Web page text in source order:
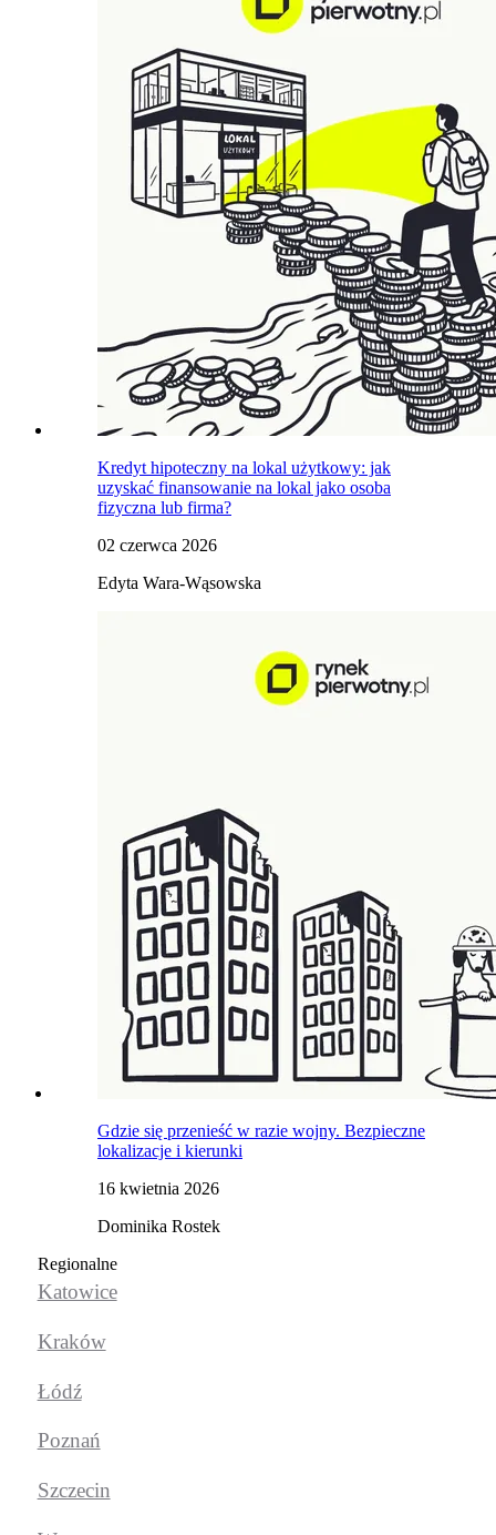
Kredyt hipoteczny na lokal użytkowy: jak
uzyskać finansowanie na lokal jako osoba
fizyczna lub firma?
02 czerwca 2026
Edyta Wara-Wąsowska
Gdzie się przenieść w razie wojny. Bezpieczne
lokalizacje i kierunki
16 kwietnia 2026
Dominika Rostek
Regionalne
Katowice
Kraków
Łódź
Poznań
Szczecin